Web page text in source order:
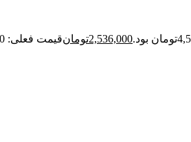
2,536,000تومانقیمت فعلی: 2,536,000تومان.